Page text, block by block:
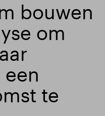
bouwen
om
een
te